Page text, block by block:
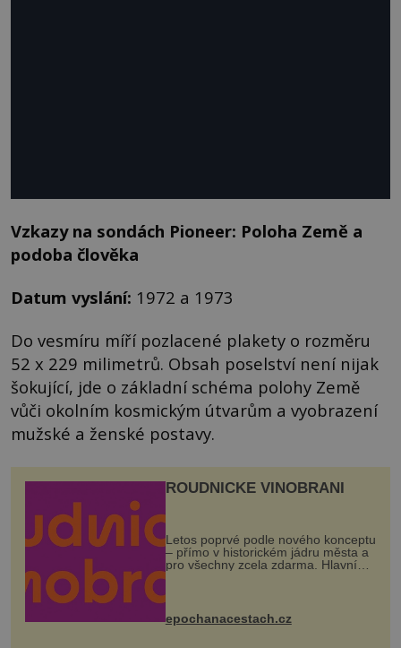
Vzkazy na sondách Pioneer: Poloha Země a
podoba člověka
Datum vyslání: 1972 a 1973
Do vesmíru míří pozlacené plakety o rozměru
52 x 229 milimetrů. Obsah poselství není nijak
šokující, jde o základní schéma polohy Země
vůči okolním kosmickým útvarům a vyobrazení
mužské a ženské postavy.
ROUDNICKÉ VINOBRANÍ
Letos poprvé podle nového konceptu
– přímo v historickém jádru města a
pro všechny zcela zdarma. Hlavní
program se odehraje na Karlově a
mohou těšit na víno, burčák, pes...
epochanacestach.cz